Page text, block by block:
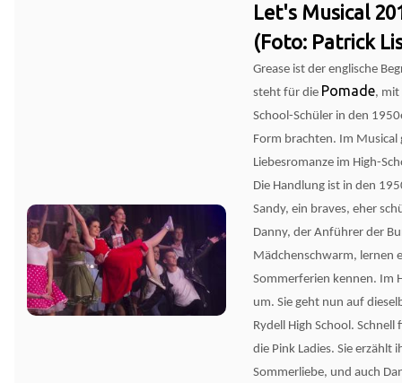
Let's Musical
(Foto: Patrick
Grease ist der englische
steht für die Pomade, mit
School-Schüler in den
Form brachten. Im Musical
Liebesromanze im High-
Die Handlung ist in den
Sandy, ein braves, eher
Danny, der Anführer der
Mädchenschwarm, lernen
Sommerferien kennen. Im
um. Sie geht nun auf
Rydell High School.
die Pink Ladies. Sie erzählt
Sommerliebe, und auch